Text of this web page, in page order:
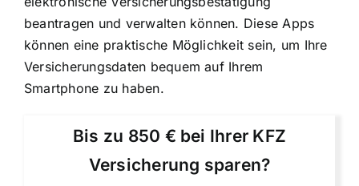
beantragen und verwalten können. Diese Apps
können eine praktische Möglichkeit sein, um Ihre
Versicherungsdaten bequem auf Ihrem
Smartphone zu haben.
Bis zu 850 € bei Ihrer KFZ
Versicherung sparen?